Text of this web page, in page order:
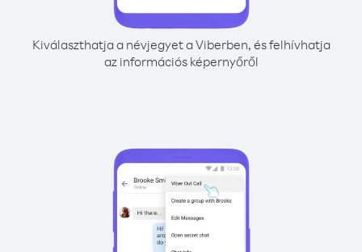
Kiválaszthatja a névjegyet a Viberben, és felhívhatja
az információs képernyőről